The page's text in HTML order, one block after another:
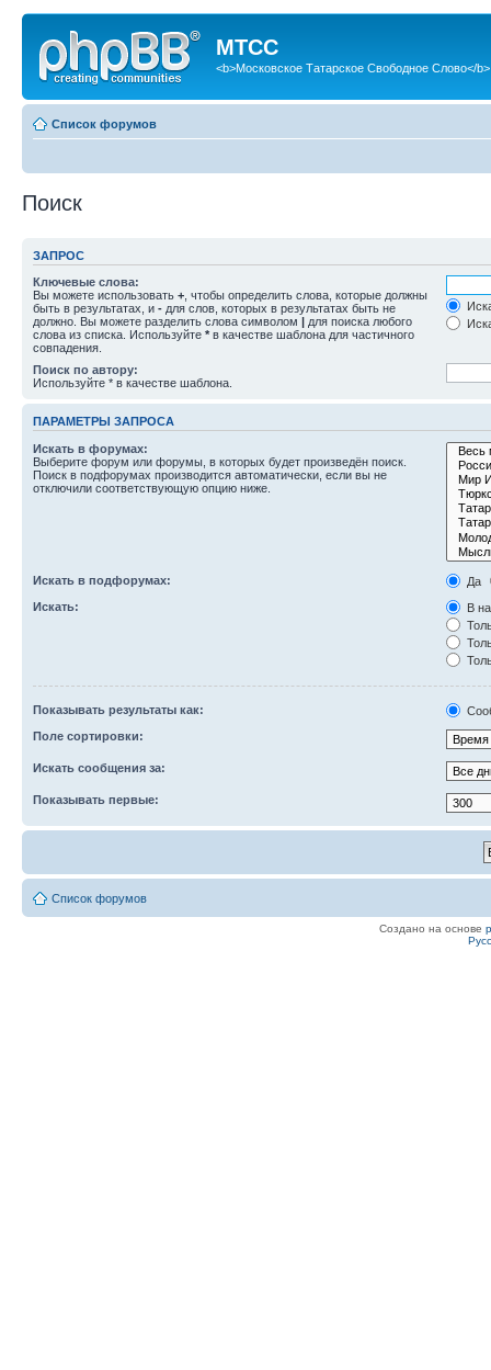
МТСС
<b>Московское Татарское Свободное Слово</b>
Список форумов
Поиск
ЗАПРОС
Ключевые слова:
Вы можете использовать + , чтобы определить слова, которые должны
быть в результатах, и - для слов, которых в результатах быть не
должно. Вы можете разделить слова символом | для поиска любого
слова из списка. Используйте * в качестве шаблона для частичного
совпадения.
Поиск по автору:
Используйте * в качестве шаблона.
ПАРАМЕТРЫ ЗАПРОСА
Искать в форумах:
Выберите форум или форумы, в которых будет произведён поиск.
Поиск в подфорумах производится автоматически, если вы не
отключили соответствующую опцию ниже.
Искать в подфорумах:
Да
Искать:
В
Показывать результаты как:
Поле сортировки:
Искать сообщения за:
Показывать первые:
Список форумов
Создано на основе